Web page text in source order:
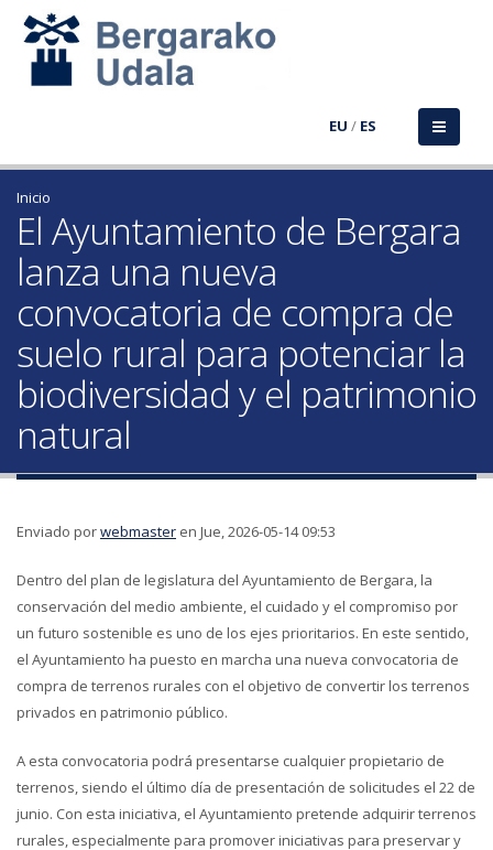
EU / ES
Inicio
El Ayuntamiento de Bergara
lanza una nueva
convocatoria de compra de
suelo rural para potenciar la
biodiversidad y el patrimonio
natural
Enviado porwebmaster en Jue, 2026-05-14 09:53
Dentro del plan de legislatura del Ayuntamiento de Bergara, la
conservación del medio ambiente, el cuidado y el compromiso por
un futuro sostenible es uno de los ejes prioritarios. En este sentido,
el Ayuntamiento ha puesto en marcha una nueva convocatoria de
compra de terrenos rurales con el objetivo de convertir los terrenos
privados en patrimonio público.
A esta convocatoria podrá presentarse cualquier propietario de
terrenos, siendo el último día de presentación de solicitudes el 22 de
junio. Con esta iniciativa, el Ayuntamiento pretende adquirir terrenos
rurales, especialmente para promover iniciativas para preservar y